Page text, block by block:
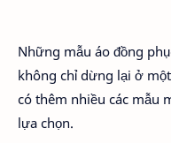
Những mẫu áo đồng
không chỉ dừng lại ở
có thêm nhiều các mẫu
lựa chọn.